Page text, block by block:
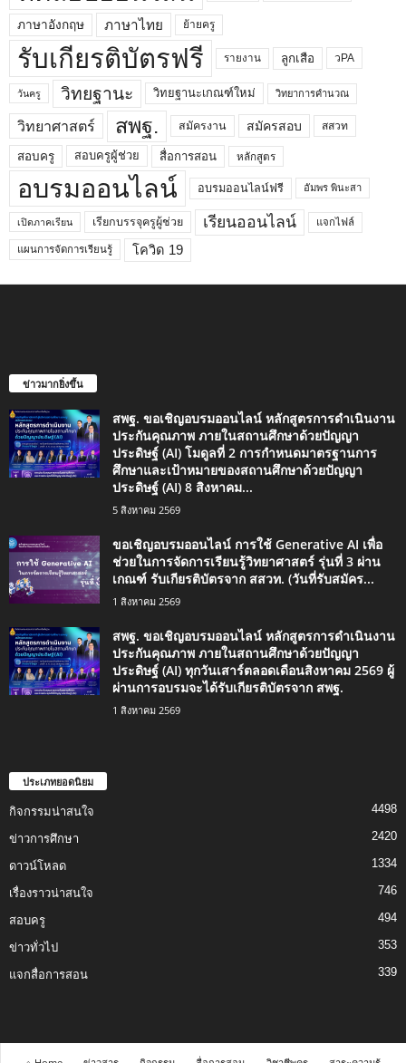
ภาษาอังกฤษ ภาษาไทย ย้ายครู
รับเกียรติบัตรฟรี รายงาน ลูกเสือ วPA
วันครู วิทยฐานะ วิทยฐานะเกณฑ์ใหม่ วิทยาการคำนวณ
วิทยาศาสตร์ สพฐ. สมัครงาน สมัครสอบ สสวท
สอบครู สอบครูผู้ช่วย สื่อการสอน หลักสูตร
อบรมออนไลน์ อบรมออนไลน์ฟรี อัมพร พินะสา
เปิดภาคเรียน เรียกบรรจุครูผู้ช่วย เรียนออนไลน์ แจกไฟล์
แผนการจัดการเรียนรู้ โควิด 19
ข่าวมากยิ่งขึ้น
สพฐ. ขอเชิญอบรมออนไลน์ หลักสูตรการดำเนินงาน
ประกันคุณภาพ ภายในสถานศึกษาด้วยปัญญา
ประดิษฐ์ (AI) โมดูลที่ 2 การกำหนดมาตรฐานการ
ศึกษาและเป้าหมายของสถานศึกษาด้วยปัญญา
ประดิษฐ์ (AI) 8 สิงหาคม...
5 สิงหาคม 2569
ขอเชิญอบรมออนไลน์ การใช้ Generative AI เพื่อ
ช่วยในการจัดการเรียนรู้วิทยาศาสตร์ รุ่นที่ 3 ผ่าน
เกณฑ์ รับเกียรติบัตรจาก สสวท. (วันที่รับสมัคร...
1 สิงหาคม 2569
สพฐ. ขอเชิญอบรมออนไลน์ หลักสูตรการดำเนินงาน
ประกันคุณภาพ ภายในสถานศึกษาด้วยปัญญา
ประดิษฐ์ (AI) ทุกวันเสาร์ตลอดเดือนสิงหาคม 2569 ผู้
ผ่านการอบรมจะได้รับเกียรติบัตรจาก สพฐ.
1 สิงหาคม 2569
ประเภทยอดนิยม
กิจกรรมน่าสนใจ 4498
ข่าวการศึกษา 2420
ดาวน์โหลด 1334
เรื่องราวน่าสนใจ 746
สอบครู 494
ข่าวทั่วไป 353
แจกสื่อการสอน 339